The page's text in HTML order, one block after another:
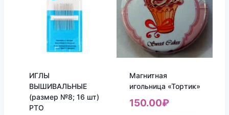
ИГЛЫ
ВЫШИВАЛЬНЫЕ
(размер №8; 16 шт)
РТО
Магнитная
игольница «Тортик»
150.00₽